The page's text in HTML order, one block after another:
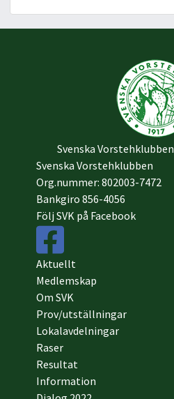
Svenska Vorstehklubben
Svenska Vorstehklubben
Org.nummer: 802003-7472
Bankgiro 856-4056
Följ SVK på Facebook
Aktuellt
Medlemskap
Om SVK
Prov/utställningar
Lokalavdelningar
Raser
Resultat
Information